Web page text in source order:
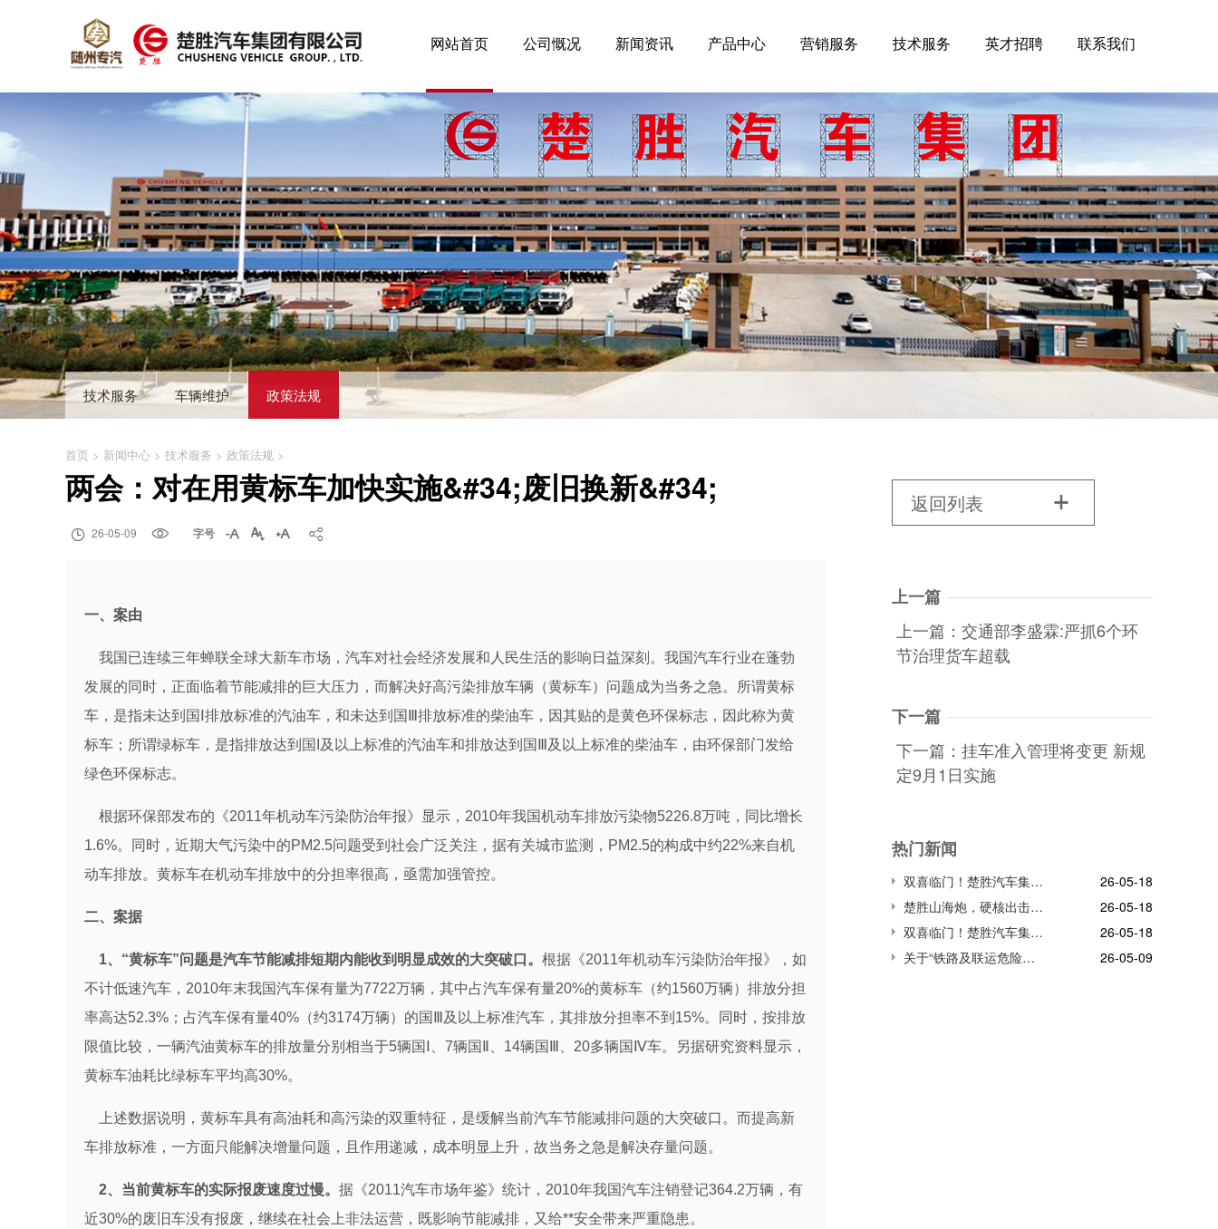
网站首页 公司慨况 新闻资讯 产品中心 营销服务 技术服务 英才招聘 联系我们
技术服务 车辆维护 政策法规
首页 > 新闻中心 > 技术服务 > 政策法规 >
两会：对在用黄标车加快实施&#34;废旧换新&#34;
 26-05-09  字号    
一、案由
我国已连续三年蝉联全球大新车市场，汽车对社会经济发展和人民生活的影响日益深刻。我国汽车行业在蓬勃
发展的同时，正面临着节能减排的巨大压力，而解决好高污染排放车辆（黄标车）问题成为当务之急。所谓黄标
车，是指未达到国Ⅰ排放标准的汽油车，和未达到国Ⅲ排放标准的柴油车，因其贴的是黄色环保标志，因此称为黄
标车；所谓绿标车，是指排放达到国I及以上标准的汽油车和排放达到国Ⅲ及以上标准的柴油车，由环保部门发给
绿色环保标志。
根据环保部发布的《2011年机动车污染防治年报》显示，2010年我国机动车排放污染物5226.8万吨，同比增长
1.6%。同时，近期大气污染中的PM2.5问题受到社会广泛关注，据有关城市监测，PM2.5的构成中约22%来自机
动车排放。黄标车在机动车排放中的分担率很高，亟需加强管控。
二、案据
1、“黄标车”问题是汽车节能减排短期内能收到明显成效的大突破口。 根据《2011年机动车污染防治年报》，如
不计低速汽车，2010年末我国汽车保有量为7722万辆，其中占汽车保有量20%的黄标车（约1560万辆）排放分担
率高达52.3%；占汽车保有量40%（约3174万辆）的国Ⅲ及以上标准汽车，其排放分担率不到15%。同时，按排放
限值比较，一辆汽油黄标车的排放量分别相当于5辆国Ⅰ、7辆国Ⅱ、14辆国Ⅲ、20多辆国Ⅳ车。另据研究资料显示，
黄标车油耗比绿标车平均高30%。
上述数据说明，黄标车具有高油耗和高污染的双重特征，是缓解当前汽车节能减排问题的大突破口。而提高新
车排放标准，一方面只能解决增量问题，且作用递减，成本明显上升，故当务之急是解决存量问题。
2、当前黄标车的实际报废速度过慢。 据《2011汽车市场年鉴》统计，2010年我国汽车注销登记364.2万辆，有
近30%的废旧车没有报废，继续在社会上非法运营，既影响节能减排，又给**安全带来严重隐患。
返回列表 
上一篇
上一篇：交通部李盛霖:严抓6个环
节治理货车超载
下一篇
下一篇：挂车准入管理将变更 新规
定9月1日实施
热门新闻
双喜临门！楚胜汽车集团连获市、区两级高质量发展殊荣，董事长董鸣勇荣获突出贡献企业家称号
26-05-18
楚胜山海炮，硬核出击!雪域高原生命防线，我们并肩守护!
26-05-18
双喜临门！楚胜汽车集团连获市、区两级高质量发展殊荣，董事长董鸣勇荣获突出贡献企业家称号
26-05-18
关于“铁路及联运危险货物储运装备关键技术与应用”项目
26-05-09